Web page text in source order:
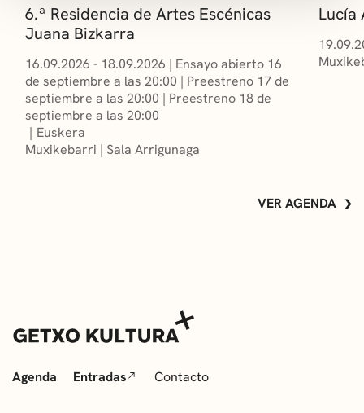
6.ª Residencia de Artes Escénicas
Juana Bizkarra
16.09.2026 - 18.09.2026 | Ensayo abierto 16
de septiembre a las 20:00 | Preestreno 17 de
septiembre a las 20:00 | Preestreno 18 de
septiembre a las 20:00
Euskera
Muxikebarri | Sala Arrigunaga
Lucía
VER AGENDA
Agenda Entradas Contacto